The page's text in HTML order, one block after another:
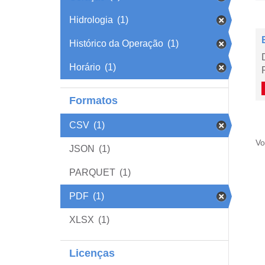
Hidrologia (1)
Histórico da Operação (1)
Horário (1)
Formatos
CSV (1)
JSON (1)
PARQUET (1)
PDF (1)
XLSX (1)
Licenças